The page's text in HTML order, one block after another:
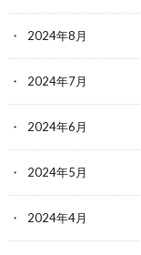
2024年8月
2024年7月
2024年6月
2024年5月
2024年4月